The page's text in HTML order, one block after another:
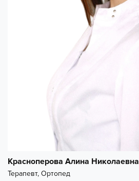
Красноперова Алина Николаевна
Терапевт, Ортопед